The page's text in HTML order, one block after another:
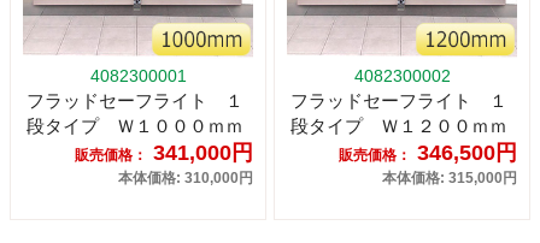
4082300001
フラッドセーフライト １
段タイプ Ｗ１０００ｍｍ
販売価格： 341,000円
本体価格: 310,000円
4082300002
フラッドセーフライト １
段タイプ Ｗ１２００ｍｍ
販売価格： 346,500円
本体価格: 315,000円